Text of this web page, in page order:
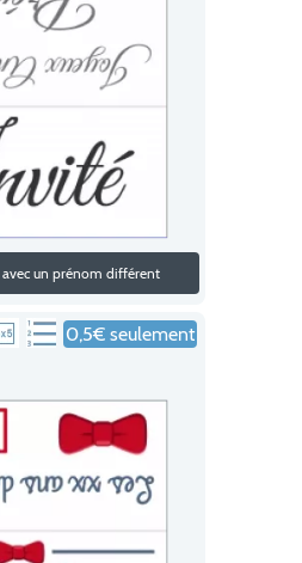
avec un prénom différent
0,5€ seulement